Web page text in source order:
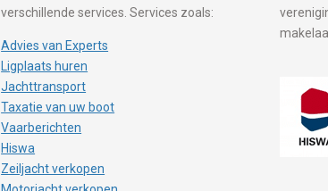
verschillende services. Services zoals:
Advies van Experts
Ligplaats huren
Jachttransport
Taxatie van uw boot
Vaarberichten
Hiswa
Zeiljacht verkopen